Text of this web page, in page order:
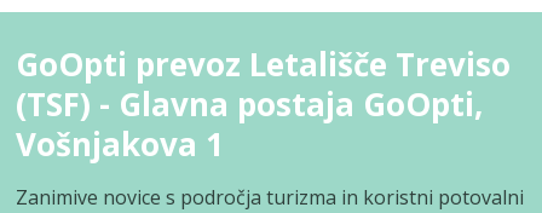
GoOpti prevoz Letališče Treviso
(TSF) - Glavna postaja GoOpti,
Vošnjakova 1
Zanimive novice s področja turizma in koristni potovalni